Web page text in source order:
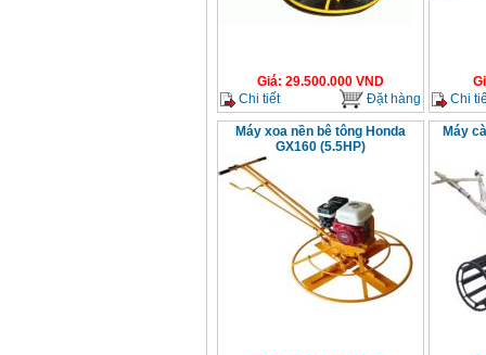
Giá: 29.500.000 VND
Chi tiết
Đặt hàng
Chi
Máy xoa nền bê tông Honda
GX160 (5.5HP)
Máy